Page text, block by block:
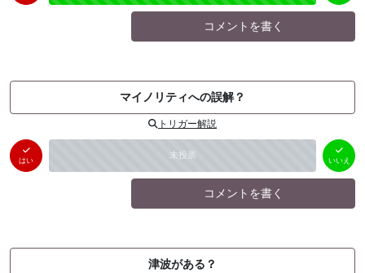
コメントを書く
マイノリティへの誤解？
トリガー解説
はい 未投票
いいえ
（ 0件）
いいえ
コメントを書く
津波がある？